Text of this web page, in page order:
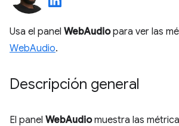
Usa el panel WebAudiopara ver las
WebAudio.
Descripción general
El panel WebAudiomuestra las